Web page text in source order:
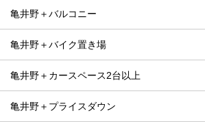
亀井野＋バルコニー
亀井野＋バイク置き場
亀井野＋カースペース2台以上
亀井野＋プライスダウン